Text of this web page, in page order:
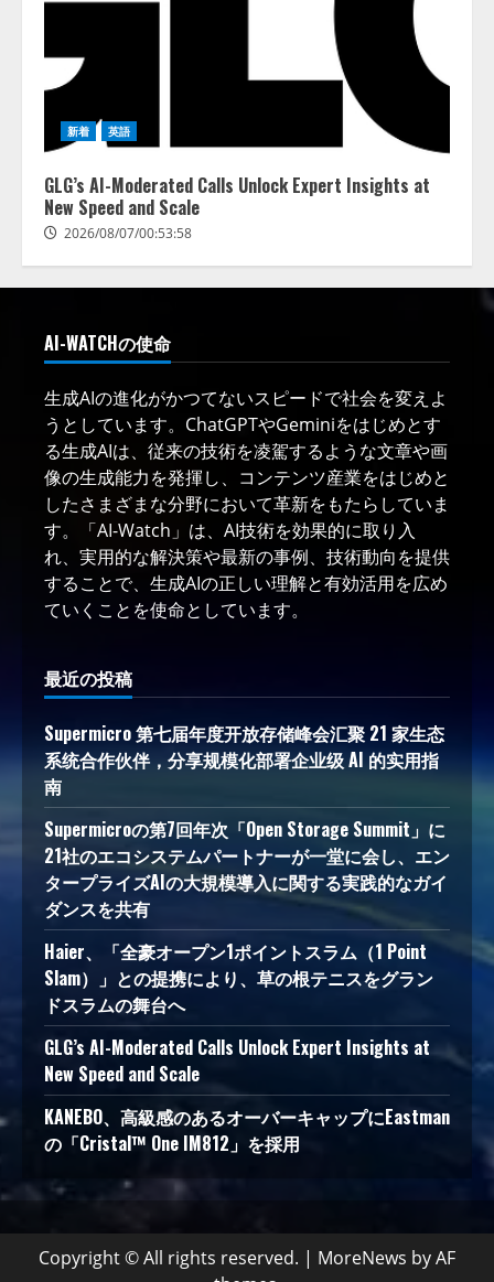
新着 英語
GLG’s AI-Moderated Calls Unlock Expert Insights at
New Speed and Scale
2026/08/07/00:53:58
AI-WATCHの使命
生成AIの進化がかつてないスピードで社会を変えよ
うとしています。ChatGPTやGeminiをはじめとす
る生成AIは、従来の技術を凌駕するような文章や画
像の生成能力を発揮し、コンテンツ産業をはじめと
したさまざまな分野において革新をもたらしていま
す。「AI-Watch」は、AI技術を効果的に取り入
れ、実用的な解決策や最新の事例、技術動向を提供
することで、生成AIの正しい理解と有効活用を広め
ていくことを使命としています。
最近の投稿
Supermicro 第七届年度开放存储峰会汇聚 21 家生态
系统合作伙伴，分享规模化部署企业级 AI 的实用指
南
Supermicroの第7回年次「Open Storage Summit」に
21社のエコシステムパートナーが一堂に会し、エン
タープライズAIの大規模導入に関する実践的なガイ
ダンスを共有
Haier、「全豪オープン1ポイントスラム（1 Point
Slam）」との提携により、草の根テニスをグラン
ドスラムの舞台へ
GLG’s AI-Moderated Calls Unlock Expert Insights at
New Speed and Scale
KANEBO、高級感のあるオーバーキャップにEastman
の「Cristal™ One IM812」を採用
Copyright © All rights reserved. | MoreNews by AF